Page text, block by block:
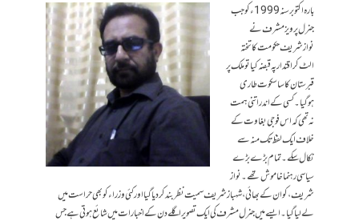
بارہ اکتوبر سنہ 1999ء کو جب
جنرل پرویز مشرف نے
نوازشریف حکومت کا تختہ
الٹ کر اقتدار پہ قبضہ کیا تو ملک پر
قبرستان کا سا سکوت طاری
ہوگیا۔ کسی کے اندر اتنی ہمت
نہ تھی کہ اس فوجی بغاوت کے
خلاف ایک لفظ تک منہ سے
نکال سکے۔ تمام بڑے بڑے
سیاسی رہنما خاموش تھے۔ نواز
شریف، کو ان کے بھائی، شہباز شریف سمیت نظربند کردیا گیا اور کئی وزراء کو بھی حراست میں
لے لیا گیا۔ ایسے میں جنرل مشرف کی ایک تصویر اگلے دن کے اخبارات میں شائع ہوتی ہے جس